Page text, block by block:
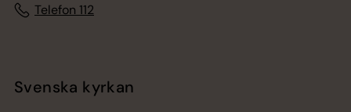
Telefon 112
Svenska kyrkan